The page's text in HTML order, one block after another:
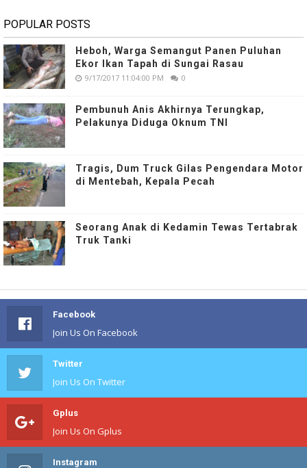
POPULAR POSTS
Heboh, Warga Semangut Panen Puluhan
Ekor Ikan Tapah di Sungai Rasau
9/17/2017 11:04:00 PM 0
Pembunuh Anis Akhirnya Terungkap,
Pelakunya Diduga Oknum TNI
Tragis, Dum Truck Gilas Pengendara Motor
di Mentebah, Kepala Pecah
Seorang Anak di Kedamin Tewas Tertabrak
Truk Tanki
Facebook
Join Us On Facebook
Twitter
Join Us On Twitter
Gplus
Join Us On Gplus
Instagram